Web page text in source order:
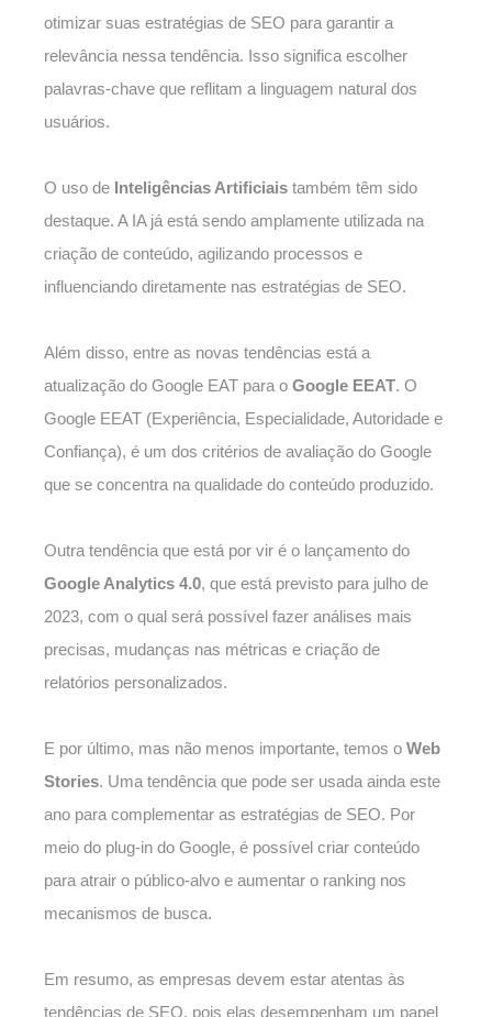
otimizar suas estratégias de SEO para garantir a
relevância nessa tendência. Isso significa escolher
palavras-chave que reflitam a linguagem natural dos
usuários.
O uso de Inteligências Artificiais também têm sido
destaque. A IA já está sendo amplamente utilizada na
criação de conteúdo, agilizando processos e
influenciando diretamente nas estratégias de SEO.
Além disso, entre as novas tendências está a
atualização do Google EAT para o Google EEAT. O
Google EEAT (Experiência, Especialidade, Autoridade e
Confiança), é um dos critérios de avaliação do Google
que se concentra na qualidade do conteúdo produzido.
Outra tendência que está por vir é o lançamento do
Google Analytics 4.0, que está previsto para julho de
2023, com o qual será possível fazer análises mais
precisas, mudanças nas métricas e criação de
relatórios personalizados.
E por último, mas não menos importante, temos o Web
Stories. Uma tendência que pode ser usada ainda este
ano para complementar as estratégias de SEO. Por
meio do plug-in do Google, é possível criar conteúdo
para atrair o público-alvo e aumentar o ranking nos
mecanismos de busca.
Em resumo, as empresas devem estar atentas às
tendências de SEO, pois elas desempenham um papel